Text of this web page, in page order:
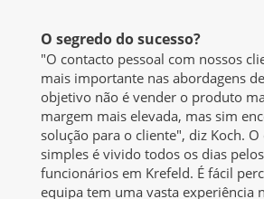
O segredo do sucesso?
"O contacto pessoal com nossos
mais importante nas abordagens
objetivo não é vender o produto
margem mais elevada, mas sim
solução para o cliente", diz Koch.
simples é vivido todos os dias
funcionários em Krefeld. É fácil
equipa tem uma vasta experiência